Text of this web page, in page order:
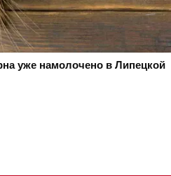
уже намолочено в Липецкой